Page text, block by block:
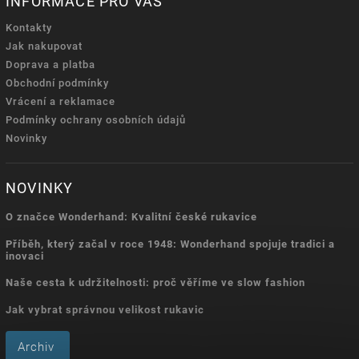
Kontakty
Jak nakupovat
Doprava a platba
Obchodní podmínky
Vrácení a reklamace
Podmínky ochrany osobních údajů
Novinky
NOVINKY
O značce Wonderhand: Kvalitní české rukavice
Příběh, který začal v roce 1948: Wonderhand spojuje tradici a
inovaci
Naše cesta k udržitelnosti: proč věříme ve slow fashion
Jak vybrat správnou velikost rukavic
Archiv